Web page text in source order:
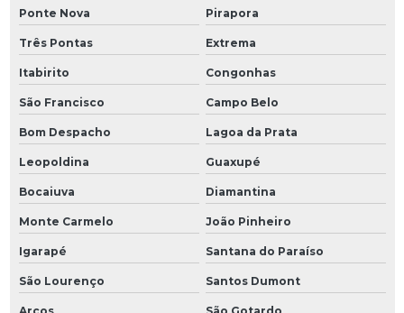
Ponte Nova Pirapora
Três Pontas Extrema
Itabirito Congonhas
São Francisco Campo Belo
Bom Despacho Lagoa da Prata
Leopoldina Guaxupé
Bocaiuva Diamantina
Monte Carmelo João Pinheiro
Igarapé Santana do Paraíso
São Lourenço Santos Dumont